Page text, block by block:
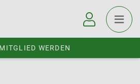
MITGLIED WERDEN